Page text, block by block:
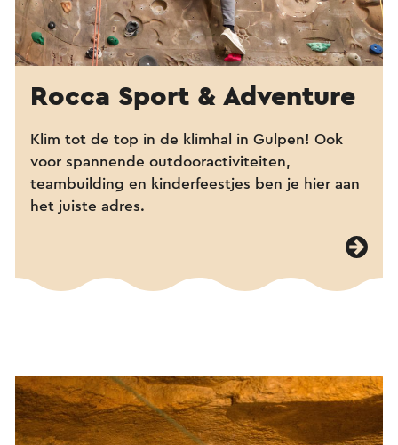
Rocca Sport & Adventure
Klim tot de top in de klimhal in Gulpen! Ook
voor spannende outdooractiviteiten,
teambuilding en kinderfeestjes ben je hier aan
het juiste adres.